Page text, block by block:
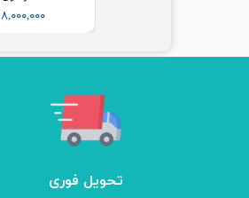
۸,۰۰۰,۰۰۰ تومان
تحویل فوری